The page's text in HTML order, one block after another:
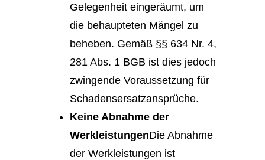
Gelegenheit eingeräumt, um
die behaupteten Mängel zu
beheben. Gemäß §§ 634 Nr. 4,
281 Abs. 1 BGB ist dies jedoch
zwingende Voraussetzung für
Schadensersatzansprüche.
Keine Abnahme der
WerkleistungenDie Abnahme
der Werkleistungen ist